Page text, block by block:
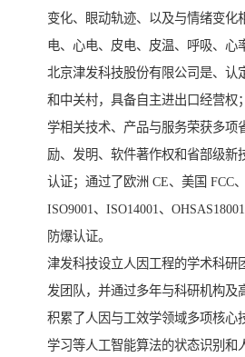
变化、眼动轨迹、以及与情绪变化
电、心电、皮电、皮温、呼吸、心
北京津发科技股份有限公司是、认
和中关村，具备自主进出口经营权
学相关技术、产品与服务荣获多项
励、发明、软件著作权和省部级新
认证；通过了欧洲 CE、美国 FCC、
ISO9001、ISO14001、
防爆认证。
津发科技设立人因工程的学术科研
发团队，并通过多年与科研机构及
积累了人因与工效学领域多项核心
学习等人工智能算法的状态识别和